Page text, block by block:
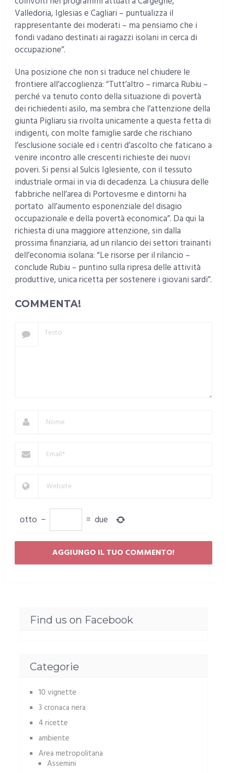
Valledoria, Iglesias e Cagliari – puntualizza il
rappresentante dei moderati – ma pensiamo che i
fondi vadano destinati ai ragazzi isolani in cerca di
occupazione”.
Una posizione che non si traduce nel chiudere le
frontiere all’accoglienza: “Tutt’altro – rimarca Rubiu –
perché va tenuto conto della situazione di povertà
dei richiedenti asilo, ma sembra che l’attenzione della
giunta Pigliaru sia rivolta unicamente a questa fetta di
indigenti, con molte famiglie sarde che rischiano
l’esclusione sociale ed i centri d’ascolto che faticano a
venire incontro alle crescenti richieste dei nuovi
poveri. Si pensi al Sulcis Iglesiente, con il tessuto
industriale ormai in via di decadenza. La chiusura delle
fabbriche nell’area di Portovesme e dintorni ha
portato all’aumento esponenziale del disagio
occupazionale e della povertà economica”. Da qui la
richiesta di una maggiore attenzione, sin dalla
prossima finanziaria, ad un rilancio dei settori trainanti
dell’economia isolana: “Le risorse per il rilancio –
conclude Rubiu – puntino sulla ripresa delle attività
produttive, unica ricetta per sostenere i giovani sardi”.
COMMENTA!
otto − = due
Find us on Facebook
Categorie
10 vignette
3 cronaca nera
4 ricette
ambiente
Area metropolitana
Assemini